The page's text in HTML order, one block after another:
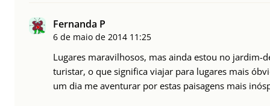
Fernanda P
6 de maio de 2014 11:25
Lugares maravilhosos, mas ainda estou no jardim-
turistar, o que significa viajar para lugares mais
um dia me aventurar por estas paisagens mais